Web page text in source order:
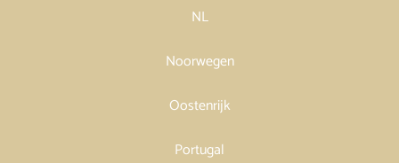
NL
Noorwegen
Oostenrijk
Portugal